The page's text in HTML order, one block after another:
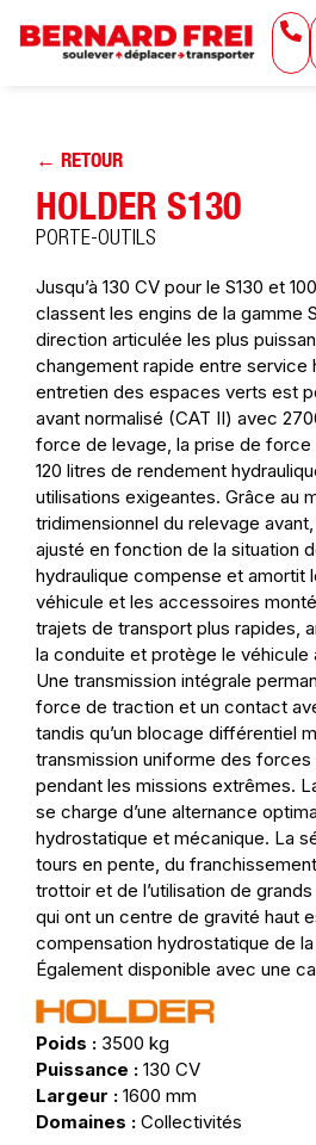
← RETOUR
HOLDER S130
PORTE-OUTILS
Jusqu’à 130 CV pour le S130 et
classent les engins de la gamme
direction articulée les plus
changement rapide entre service
entretien des espaces verts est
avant normalisé (CAT II) avec
force de levage, la prise de force
120 litres de rendement
utilisations exigeantes. Grâce au
tridimensionnel du relevage
ajusté en fonction de la situation
hydraulique compense et amortit
véhicule et les accessoires
trajets de transport plus rapides,
la conduite et protège le véhicule
Une transmission intégrale
force de traction et un contact
tandis qu’un blocage différentiel
transmission uniforme des
pendant les missions extrêmes.
se charge d’une alternance
hydrostatique et mécanique. La
tours en pente, du
trottoir et de l’utilisation de
qui ont un centre de gravité haut
compensation hydrostatique de
Également disponible avec une
Poids : 3500 kg
Puissance : 130 CV
Largeur : 1600 mm
Domaines : Collectivités